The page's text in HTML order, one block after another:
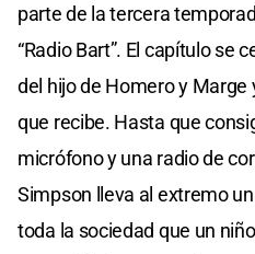
parte de la tercera
“Radio Bart”. El capítulo se
del hijo de Homero y Marge
que recibe. Hasta que
micrófono y una radio de
Simpson lleva al extremo
toda la sociedad que un